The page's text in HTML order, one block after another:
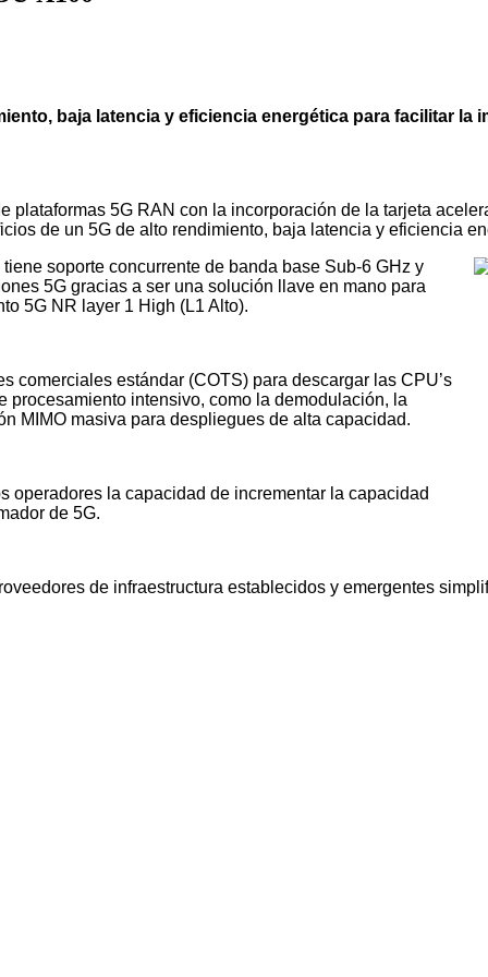
baja latencia y eficiencia energética para facilitar la
plataformas 5G RAN con la incorporación de la tarjeta
de un 5G de alto rendimiento, baja latencia y eficiencia
soporte concurrente de banda base Sub-6 GHz y
5G gracias a ser una solución llave en mano para
5G NR layer 1 High (L1 Alto).
comerciales estándar (COTS) para descargar las CPU’s
intensivo, como la demodulación, la
MIMO masiva para despliegues de alta capacidad.
operadores la capacidad de incrementar la capacidad
de 5G.
de infraestructura establecidos y emergentes